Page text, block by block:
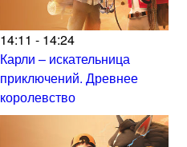
14:11 - 14:24
Карли – искательница
приключений. Древнее
королевство